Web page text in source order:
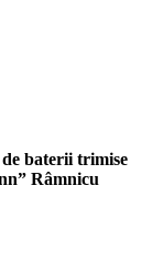
baterii trimise
Râmnicu